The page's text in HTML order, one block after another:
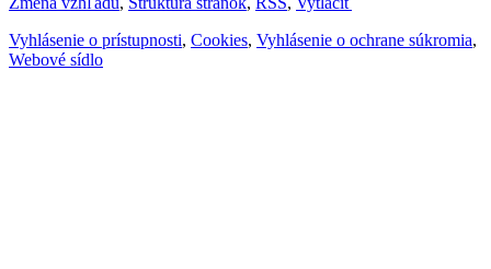
Vyhlásenie o prístupnosti, Cookies, Vyhlásenie o ochrane súkromia,
Webové sídlo